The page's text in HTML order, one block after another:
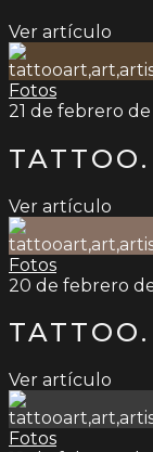
Ver artículo
Fotos
21 de febrero de
Ver artículo
Fotos
20 de febrero
Ver artículo
Fotos